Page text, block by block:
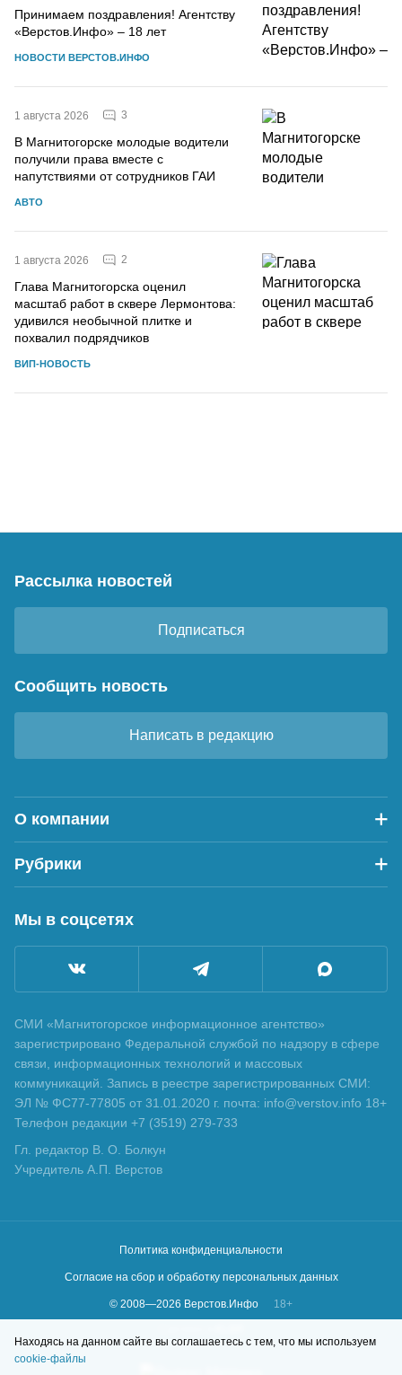
Принимаем поздравления! Агентству
«Верстов.Инфо» – 18 лет
НОВОСТИ ВЕРСТОВ.ИНФО
1 августа 2026 3
В Магнитогорске молодые водители
получили права вместе с
напутствиями от сотрудников ГАИ
АВТО
1 августа 2026 2
Глава Магнитогорска оценил
масштаб работ в сквере Лермонтова:
удивился необычной плитке и
похвалил подрядчиков
ВИП-НОВОСТЬ
Рассылка новостей
Подписаться
Сообщить новость
Написать в редакцию
О компании
Рубрики
Мы в соцсетях
СМИ «Магнитогорское информационное агентство»
зарегистрировано Федеральной службой по надзору в сфере
связи, информационных технологий и массовых
коммуникаций. Запись в реестре зарегистрированных СМИ:
ЭЛ № ФС77-77805 от 31.01.2020 г. почта: info@verstov.info 18+
Телефон редакции +7 (3519) 279-733
Гл. редактор В. О. Болкун
Учредитель А.П. Верстов
Политика конфиденциальности
Согласие на сбор и обработку персональных данных
© 2008—2026 Верстов.Инфо
18+
Находясь на данном сайте вы соглашаетесь с тем, что мы используем
cookie-файлы